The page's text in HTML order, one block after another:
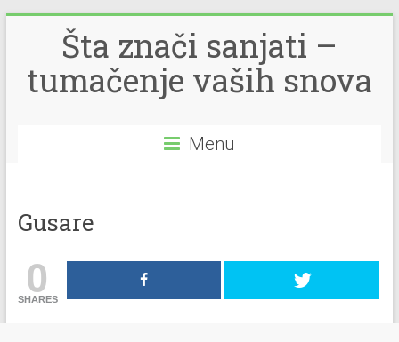
Šta znači sanjati –
tumačenje vaših snova
Menu
Gusare
0
SHARES